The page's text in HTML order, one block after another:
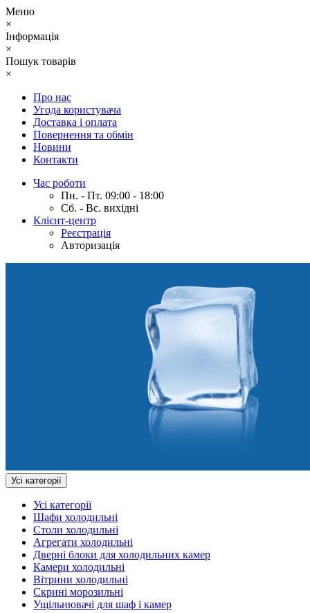
Меню
×
Інформація
×
Пошук товарів
×
Про нас
Угода користувача
Доставка і оплата
Повернення та обмін
Новини
Контакти
Час роботи
Пн. - Пт. 09:00 - 18:00
Сб. - Вс. вихідні
Клієнт-центр
Реєстрація
Авторизація
Усі категорії
Усі категорії
Шафи холодильні
Столи холодильні
Агрегати холодильні
Дверні блоки для холодильних камер
Камери холодильні
Вітрини холодильні
Скрині морозильні
Ущільнювачі для шаф і камер